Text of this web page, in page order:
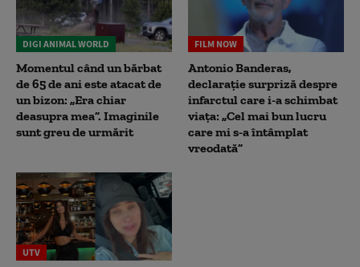
DIGI ANIMAL WORLD
Momentul când un bărbat
de 65 de ani este atacat de
un bizon: „Era chiar
deasupra mea”. Imaginile
sunt greu de urmărit
FILM NOW
Antonio Banderas,
declarație surpriză despre
infarctul care i-a schimbat
viața: „Cel mai bun lucru
care mi s-a întâmplat
vreodată”
UTV